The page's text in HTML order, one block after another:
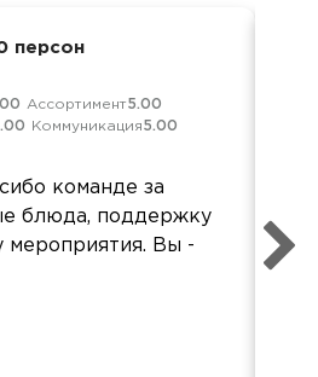
персон
Ассортимент5.00
Коммуникация5.00
команде за
блюда, поддержку
мероприятия. Вы -